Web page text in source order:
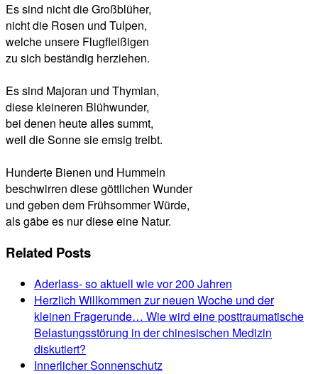
Es sind nicht die Großblüher,
nicht die Rosen und Tulpen,
welche unsere Flugfleißigen
zu sich beständig herziehen.
Es sind Majoran und Thymian,
diese kleineren Blühwunder,
bei denen heute alles summt,
weil die Sonne sie emsig treibt.
Hunderte Bienen und Hummeln
beschwirren diese göttlichen Wunder
und geben dem Frühsommer Würde,
als gäbe es nur diese eine Natur.
Related Posts
Aderlass- so aktuell wie vor 200 Jahren
Herzlich Willkommen zur neuen Woche und der
kleinen Fragerunde… Wie wird eine posttraumatische
Belastungsstörung in der chinesischen Medizin
diskutiert?
Innerlicher Sonnenschutz